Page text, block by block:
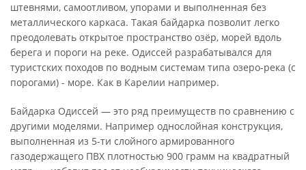
штевнями, самоотливом, упорами и выполненная без
металлического каркаса. Такая байдарка позволит легко
преодолевать открытое пространство озёр, морей вдоль
берега и пороги на реке. Одиссей разрабатывался для
туристских походов по водным системам типа озеро-река (с
порогами) - море. Как в Карелии например.
Байдарка Одиссей — это ряд преимуществ по сравнению с
другими моделями. Например однослойная конструкция,
выполненная из 5-ти слойного армированного
газодержащего ПВХ плотностью 900 грамм на квадратный